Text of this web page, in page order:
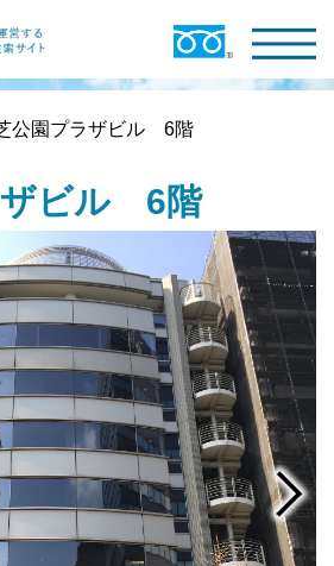
公園プラザビル 6階
ザビル 6階